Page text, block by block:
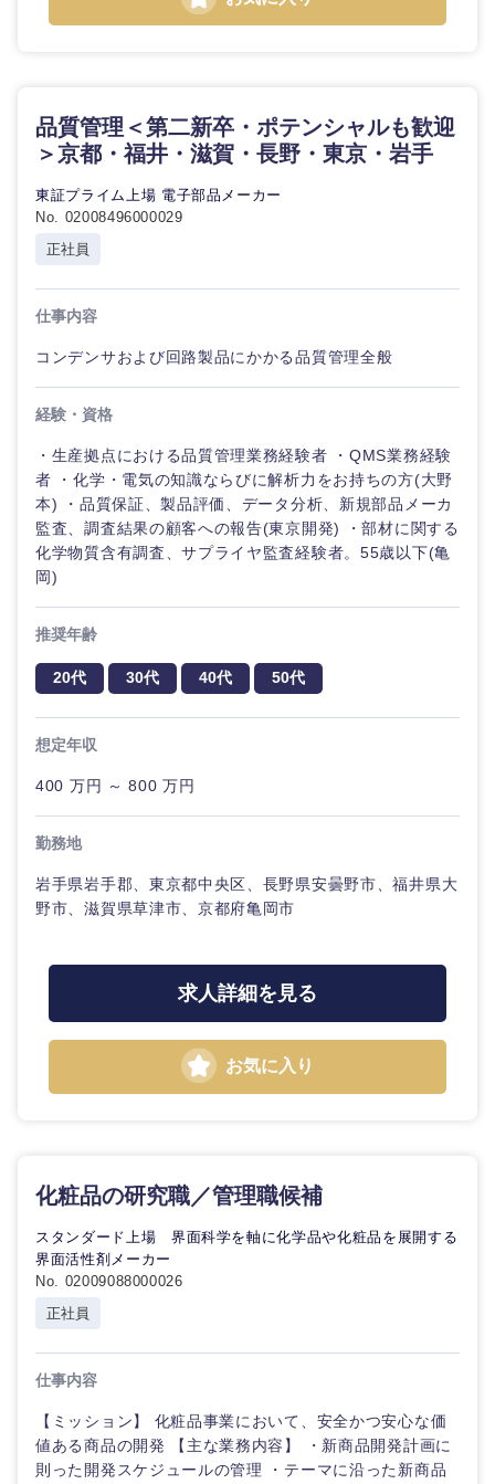
福岡県
鹿児島県 沖縄県
品質管理＜第二新卒・ポテンシャルも歓迎
＞京都・福井・滋賀・長野・東京・岩手
東証プライム上場 電子部品メーカー
No. 02008496000029
正社員
仕事内容
コンデンサおよび回路製品にかかる品質管理全般
経験・資格
・生産拠点における品質管理業務経験者 ・QMS業務経験
者 ・化学・電気の知識ならびに解析力をお持ちの方(大野
本) ・品質保証、製品評価、データ分析、新規部品メーカ
監査、調査結果の顧客への報告(東京開発) ・部材に関する
化学物質含有調査、サプライヤ監査経験者。55歳以下(亀
岡)
推奨年齢
20代 30代 40代 50代
想定年収
400 万円 ～ 800 万円
勤務地
岩手県岩手郡、東京都中央区、長野県安曇野市、福井県大
野市、滋賀県草津市、京都府亀岡市
求人詳細を見る
お気に入り
化粧品の研究職／管理職候補
スタンダード上場 界面科学を軸に化学品や化粧品を展開する
界面活性剤メーカー
No. 02009088000026
正社員
仕事内容
【ミッション】 化粧品事業において、安全かつ安心な価
値ある商品の開発 【主な業務内容】 ・新商品開発計画に
則った開発スケジュールの管理 ・テーマに沿った新商品